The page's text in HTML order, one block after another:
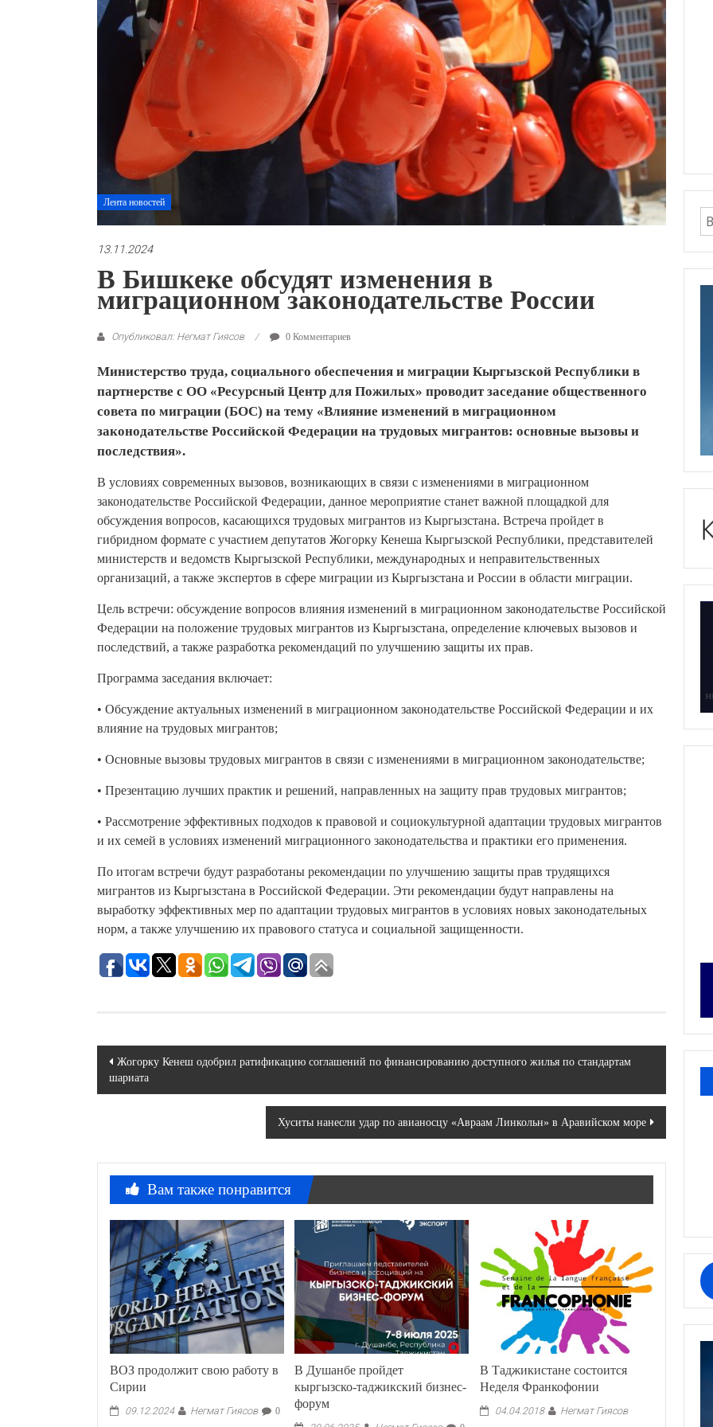
Лента новостей
13.11.2024
В Бишкеке обсудят изменения в
миграционном законодательстве России
Опубликовал: Негмат Гиясов 0 Комментариев
Министерство труда, социального обеспечения и миграции Кыргызской Республики в
партнерстве с ОО «Ресурсный Центр для Пожилых» проводит заседание общественного
совета по миграции (БОС) на тему «Влияние изменений в миграционном
законодательстве Российской Федерации на трудовых мигрантов: основные вызовы и
последствия».
В условиях современных вызовов, возникающих в связи с изменениями в миграционном
законодательстве Российской Федерации, данное мероприятие станет важной площадкой для
обсуждения вопросов, касающихся трудовых мигрантов из Кыргызстана. Встреча пройдет в
гибридном формате с участием депутатов Жогорку Кенеша Кыргызской Республики, представителей
министерств и ведомств Кыргызской Республики, международных и неправительственных
организаций, а также экспертов в сфере миграции из Кыргызстана и России в области миграции.
Цель встречи: обсуждение вопросов влияния изменений в миграционном законодательстве Российской
Федерации на положение трудовых мигрантов из Кыргызстана, определение ключевых вызовов и
последствий, а также разработка рекомендаций по улучшению защиты их прав.
Программа заседания включает:
• Обсуждение актуальных изменений в миграционном законодательстве Российской Федерации и их
влияние на трудовых мигрантов;
• Основные вызовы трудовых мигрантов в связи с изменениями в миграционном законодательстве;
• Презентацию лучших практик и решений, направленных на защиту прав трудовых мигрантов;
• Рассмотрение эффективных подходов к правовой и социокультурной адаптации трудовых мигрантов
и их семей в условиях изменений миграционного законодательства и практики его применения.
По итогам встречи будут разработаны рекомендации по улучшению защиты прав трудящихся
мигрантов из Кыргызстана в Российской Федерации. Эти рекомендации будут направлены на
выработку эффективных мер по адаптации трудовых мигрантов в условиях новых законодательных
норм, а также улучшению их правового статуса и социальной защищенности.
Навигация
по
Жогорку Кенеш одобрил ратификацию соглашений по финансированию доступного жилья по стандартам
шариата
Хуситы нанесли удар по авианосцу «Авраам Линкольн» в Аравийском море
Вам также понравится
ВОЗ продолжит свою работу в
Сирии
09.12.2024 Негмат Гиясов 0
В Душанбе пройдет
кыргызско-таджикский бизнес-
форум
В Таджикистане состоится
Неделя Франкофонии
04.04.2018 Негмат Гиясов